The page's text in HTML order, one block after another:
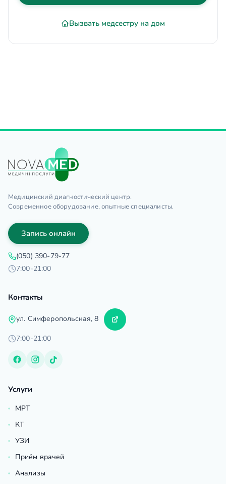
Вызвать медсестру на дом
Медицинский диагностический центр.
Современное оборудование, опытные специалисты.
Запись онлайн
(050) 390-79-77
7:00-21:00
Контакты
ул. Симферопольская, 8
7:00-21:00
Услуги
МРТ
КТ
УЗИ
Приём врачей
Анализы